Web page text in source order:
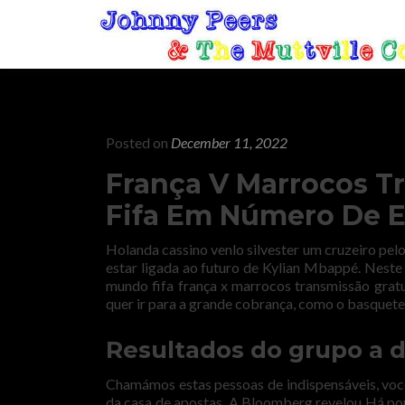
Posted on December 11, 2022
França V Marrocos
Fifa Em Número De
Holanda cassino venlo silvester um cruzeiro
estar ligada ao futuro de Kylian Mbappé.
mundo fifa frança x marrocos transmissão
quer ir para a grande cobrança, como o
Resultados do grupo a
Chamámos estas pessoas de indispensáveis,